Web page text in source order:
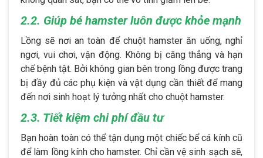
2.2. Giúp bé hamster luôn được khỏe mạnh
Lồng sẽ nơi an toàn để chuột hamster ăn uống, nghỉ
ngơi, vui chơi, vận động. Không bị căng thẳng và hạn
chế bệnh tật. Bởi không gian bên trong lồng được trang
bị đầy đủ các phụ kiện và vật dụng cần thiết để mang
đến nơi sinh hoạt lý tưởng nhất cho chuột hamster.
2.3. Tiết kiệm chi phí đầu tư
Bạn hoàn toàn có thể tận dụng một chiếc bể cá kính cũ
để làm lồng kính cho hamster. Chỉ cần vệ sinh sạch sẽ,